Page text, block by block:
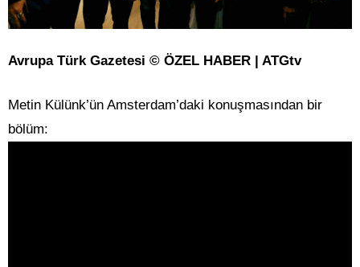
Avrupa Türk Gazetesi © ÖZEL HABER | ATGtv
Metin Külünk’ün Amsterdam’daki konuşmasından bir
bölüm: